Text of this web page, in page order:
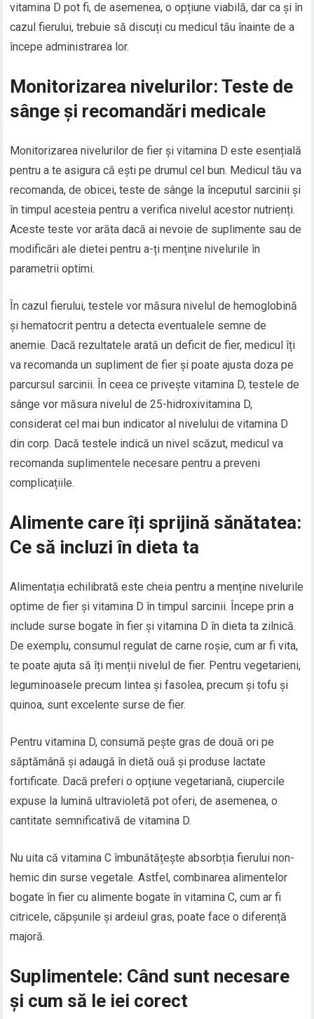
vitamina D pot fi, de asemenea, o opțiune viabilă, dar ca și în
cazul fierului, trebuie să discuți cu medicul tău înainte de a
începe administrarea lor.
Monitorizarea nivelurilor: Teste de
sânge și recomandări medicale
Monitorizarea nivelurilor de fier și vitamina D este esențială
pentru a te asigura că ești pe drumul cel bun. Medicul tău va
recomanda, de obicei, teste de sânge la începutul sarcinii și
în timpul acesteia pentru a verifica nivelul acestor nutrienți.
Aceste teste vor arăta dacă ai nevoie de suplimente sau de
modificări ale dietei pentru a-ți menține nivelurile în
parametrii optimi.
În cazul fierului, testele vor măsura nivelul de hemoglobină
și hematocrit pentru a detecta eventualele semne de
anemie. Dacă rezultatele arată un deficit de fier, medicul îți
va recomanda un supliment de fier și poate ajusta doza pe
parcursul sarcinii. În ceea ce privește vitamina D, testele de
sânge vor măsura nivelul de 25-hidroxivitamina D,
considerat cel mai bun indicator al nivelului de vitamina D
din corp. Dacă testele indică un nivel scăzut, medicul va
recomanda suplimentele necesare pentru a preveni
complicațiile.
Alimente care îți sprijină sănătatea:
Ce să incluzi în dieta ta
Alimentația echilibrată este cheia pentru a menține nivelurile
optime de fier și vitamina D în timpul sarcinii. Începe prin a
include surse bogate în fier și vitamina D în dieta ta zilnică.
De exemplu, consumul regulat de carne roșie, cum ar fi vita,
te poate ajuta să îți menții nivelul de fier. Pentru vegetarieni,
leguminoasele precum lintea și fasolea, precum și tofu și
quinoa, sunt excelente surse de fier.
Pentru vitamina D, consumă pește gras de două ori pe
săptămână și adaugă în dietă ouă și produse lactate
fortificate. Dacă preferi o opțiune vegetariană, ciupercile
expuse la lumină ultravioletă pot oferi, de asemenea, o
cantitate semnificativă de vitamina D.
Nu uita că vitamina C îmbunătățește absorbția fierului non-
hemic din surse vegetale. Astfel, combinarea alimentelor
bogate în fier cu alimente bogate în vitamina C, cum ar fi
citricele, căpșunile și ardeiul gras, poate face o diferență
majoră.
Suplimentele: Când sunt necesare
și cum să le iei corect